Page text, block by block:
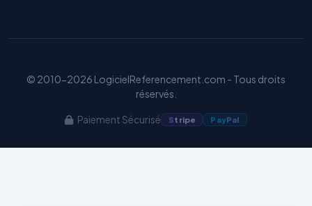
© 2010-2026 LogicielReferencement.com - Tous droits
réservés.
Paiement Sécurisé Stripe PayPal